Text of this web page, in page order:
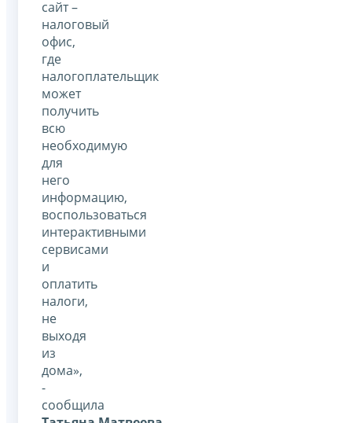
сайт –
налоговый
офис,
где
налогоплательщик
может
получить
всю
необходимую
для
него
информацию,
воспользоваться
интерактивными
сервисами
и
оплатить
налоги,
не
выходя
из
дома»,
-
сообщила